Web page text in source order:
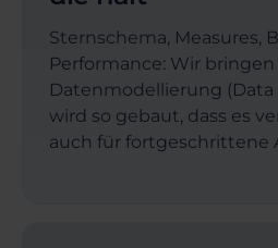
Sternschema, Measures,
Performance: Wir
Datenmodellierung (Data
wird so gebaut, dass es
auch für fortgeschrittene